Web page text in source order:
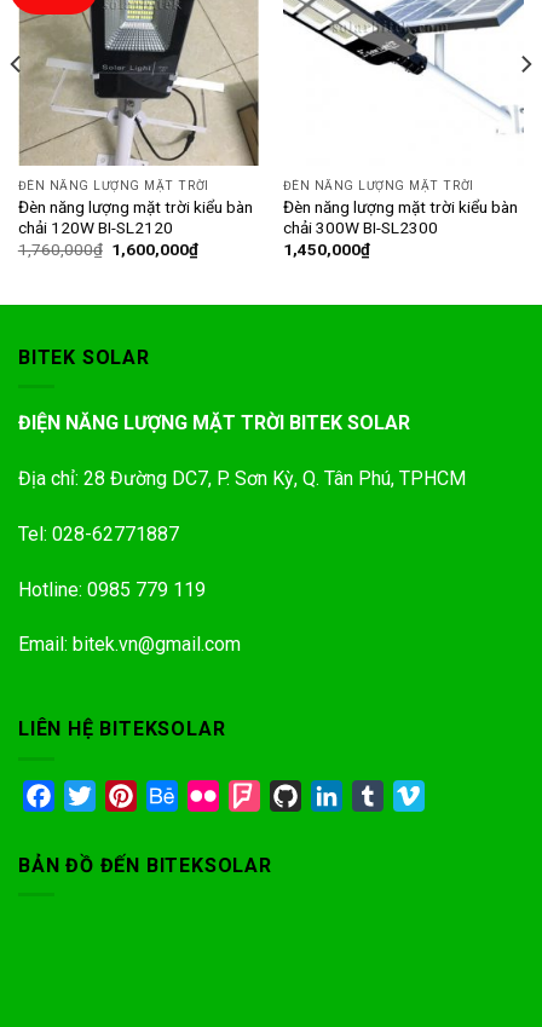
ĐÈN NĂNG LƯỢNG MẶT TRỜI
Đèn năng lượng mặt trời kiểu bàn
chải 120W BI-SL2120
1,760,000₫ 1,600,000₫
ĐÈN NĂNG LƯỢNG MẶT TRỜI
Đèn năng lượng mặt trời kiểu bàn
chải 300W BI-SL2300
1,450,000₫
BITEK SOLAR
ĐIỆN NĂNG LƯỢNG MẶT TRỜI BITEK SOLAR
Địa chỉ: 28 Đường DC7, P. Sơn Kỳ, Q. Tân Phú, TPHCM
Tel: 028-62771887
Hotline: 0985 779 119
Email: bitek.vn@gmail.com
LIÊN HỆ BITEKSOLAR
FacebookTwitterPinterestBehance
Flickr Foursquare
GitHub LinkedIn
Tumblr
BẢN ĐỒ ĐẾN BITEKSOLAR